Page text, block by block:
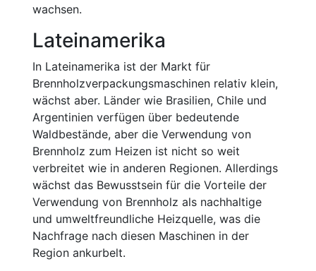
wachsen.
Lateinamerika
In Lateinamerika ist der Markt für
Brennholzverpackungsmaschinen relativ klein,
wächst aber. Länder wie Brasilien, Chile und
Argentinien verfügen über bedeutende
Waldbestände, aber die Verwendung von
Brennholz zum Heizen ist nicht so weit
verbreitet wie in anderen Regionen. Allerdings
wächst das Bewusstsein für die Vorteile der
Verwendung von Brennholz als nachhaltige
und umweltfreundliche Heizquelle, was die
Nachfrage nach diesen Maschinen in der
Region ankurbelt.